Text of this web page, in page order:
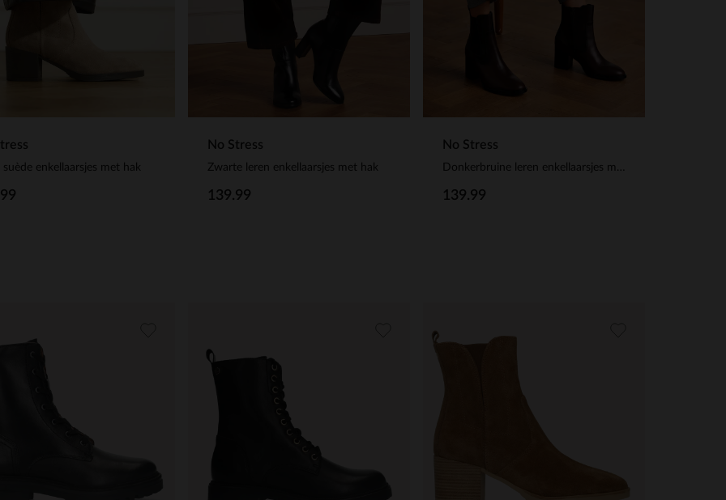
suède enkellaarsjes met hak
No Stress
Zwarte leren enkellaarsjes met hak
139.99
No Stress
139.99